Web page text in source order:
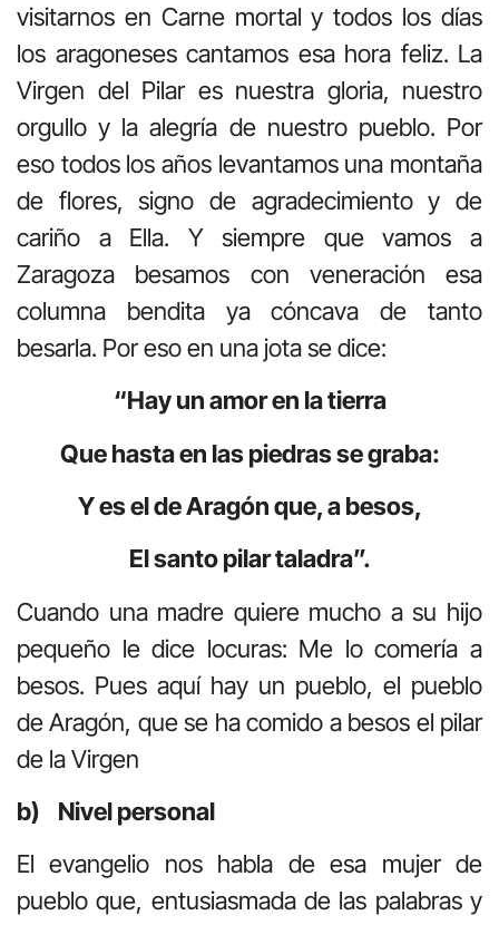
visitarnos en Carne mortal y todos los días
los aragoneses cantamos esa hora feliz. La
Virgen del Pilar es nuestra gloria, nuestro
orgullo y la alegría de nuestro pueblo. Por
eso todos los años levantamos una montaña
de flores, signo de agradecimiento y de
cariño a Ella. Y siempre que vamos a
Zaragoza besamos con veneración esa
columna bendita ya cóncava de tanto
besarla. Por eso en una jota se dice:
“Hay un amor en la tierra
Que hasta en las piedras se graba:
Y es el de Aragón que, a besos,
El santo pilar taladra”.
Cuando una madre quiere mucho a su hijo
pequeño le dice locuras: Me lo comería a
besos. Pues aquí hay un pueblo, el pueblo
de Aragón, que se ha comido a besos el pilar
de la Virgen
b) Nivel personal
El evangelio nos habla de esa mujer de
pueblo que, entusiasmada de las palabras y